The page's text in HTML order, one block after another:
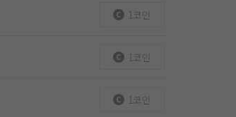
1코인
1코인
1코인